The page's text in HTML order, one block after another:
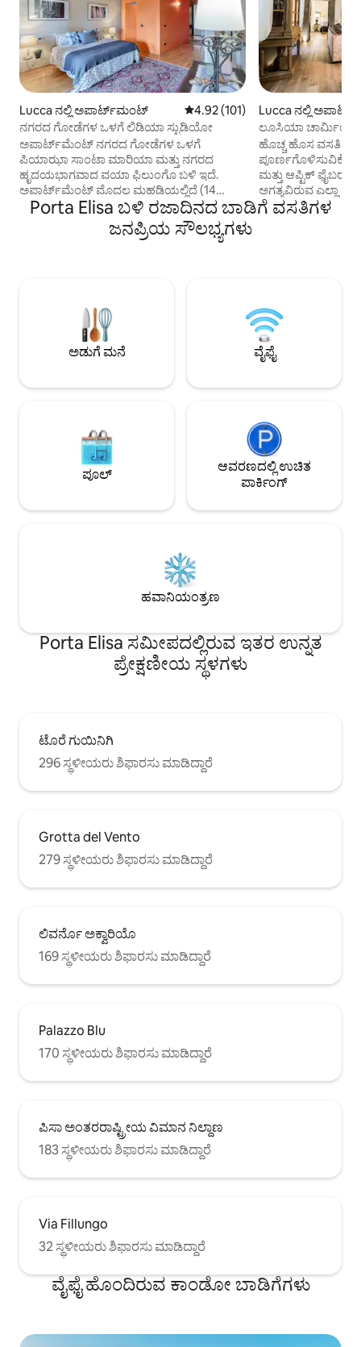
Lucca ನಲ್ಲಿ ಅಪಾರ್ಟ್‌ಮಂಟ್ 5 ರಲ್ಲಿ 4.92 ಸರಾಸರಿ ರೇಟಿಂಗ್, 101
4.92 (101)
ನಗರದ ಗೋಡೆಗಳ ಒಳಗೆ ಲಿಡಿಯಾ ಸ್ಟುಡಿಯೋ
ಅಪಾರ್ಟ್‌ಮೆಂಟ್ ನಗರದ ಗೋಡೆಗಳ ಒಳಗೆ
ಪಿಯಾಝಾ ಸಾಂಟಾ ಮಾರಿಯಾ ಮತ್ತು ನಗರದ
ಹೃದಯಭಾಗವಾದ ವಯಾ ಫಿಲುಂಗೊ ಬಳಿ ಇದೆ.
ಅಪಾರ್ಟ್‌ಮೆಂಟ್ ಮೊದಲ ಮಹಡಿಯಲ್ಲಿದೆ (14
ಮೆಟ್ಟಿಲುಗಳು) ತೆರೆದ ಸ್ಥಳದ ಪ್ರದೇಶವನ್ನು ಹೊಂದಿದೆ,
ಎರಡು ಕನೆಕ್ಟಿಂಗ್ ರೂಮ್‌ಗಳನ್ನು ಹೊಂದಿದೆ, ಒಂದು
ಮಲಗಲು ಮತ್ತು ಇನ್ನೊಂದು ಜೀವನಕ್ಕಾಗಿ. ಇದರ
ಪರಿಪೂರ್ಣವಾಗಿದೆ. ಸುತ್ತಮುತ್ತಲಿನ ಪ್ರದೇಶವು
ಉತ್ತಮವಾಗಿ ಕಾರ್ಯನಿರ್ವಹಿಸುತ್ತಿದೆ, ಸಾಂಪ್ರದಾಯಿಕ
ಅಂಗಡಿಗಳನ್ನು ಅನ್ವೇಷಿಸಲು ಮತ್ತು ನಗರದಲ್ಲಿ
ವಾಸಿಸಲು ಸಾಧ್ಯವಿದೆ.
Lucca ನಲ್ಲಿ
ಲೂಸಿಯಾ ಚಾರ್ಮಿಂಗ್
ವಸತಿ
ಹೊಚ್ಚ ಹೊಸ
ಪೂರ್ಣಗೊಳಿಸುವಿಕೆ
ಮತ್ತು ಆಪ್ಟಿಕ್ ಫೈಬರ್
ಅಗತ್ಯವಿರುವ ಎಲ್ಲಾ
ಆರಾಮದಾಯಕವಾಗಿದೆ.
ನೆಮ್ಮದಿಯನ್ನು ಹೊಂದಿದೆ.
ವರ್ಸಿಲಿಯಾದಂತಹ
ನೀಡಲು HQ ಆಗಿ
Porta Elisa ಬಳಿ ರಜಾದಿನದ ಬಾಡಿಗೆ ವಸತಿಗಳ
ಜನಪ್ರಿಯ ಸೌಲಭ್ಯಗಳು
ಅಡುಗೆ ಮನೆ ವೈಫೈ
ಪೂಲ್
ಆವರಣದಲ್ಲಿ ಉಚಿತ
ಪಾರ್ಕಿಂಗ್
ಹವಾನಿಯಂತ್ರಣ
Porta Elisa ಸಮೀಪದಲ್ಲಿರುವ ಇತರ ಉನ್ನತ
ಪ್ರೇಕ್ಷಣೀಯ ಸ್ಥಳಗಳು
ಟೊರೆ ಗುಯಿನಿಗಿ
296 ಸ್ಥಳೀಯರು ಶಿಫಾರಸು ಮಾಡಿದ್ದಾರೆ
Grotta del Vento
279 ಸ್ಥಳೀಯರು ಶಿಫಾರಸು ಮಾಡಿದ್ದಾರೆ
ಲಿವರ್ನೊ ಅಕ್ವಾರಿಯೊ
169 ಸ್ಥಳೀಯರು ಶಿಫಾರಸು ಮಾಡಿದ್ದಾರೆ
Palazzo Blu
170 ಸ್ಥಳೀಯರು ಶಿಫಾರಸು ಮಾಡಿದ್ದಾರೆ
ಪಿಸಾ ಅಂತರರಾಷ್ಟ್ರೀಯ ವಿಮಾನ ನಿಲ್ದಾಣ
183 ಸ್ಥಳೀಯರು ಶಿಫಾರಸು ಮಾಡಿದ್ದಾರೆ
Via Fillungo
32 ಸ್ಥಳೀಯರು ಶಿಫಾರಸು ಮಾಡಿದ್ದಾರೆ
ವೈಫೈ ಹೊಂದಿರುವ ಕಾಂಡೋ ಬಾಡಿಗೆಗಳು